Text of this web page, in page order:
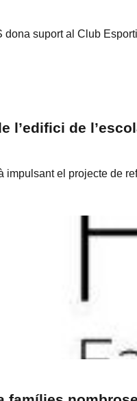
dona suport al Club
l’edifici de
impulsant el projecte de